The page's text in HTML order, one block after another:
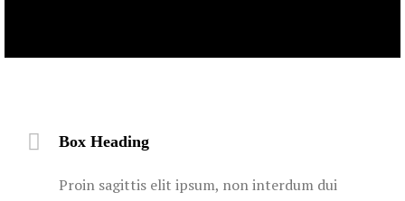
Box Heading
Proin sagittis elit ipsum, non interdum dui